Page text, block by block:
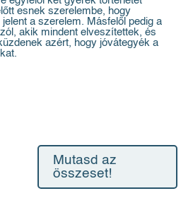
esnek szerelembe, hogy
a szerelem. Másfelől pedig a
akik mindent elveszítettek, és
azért, hogy jóvátegyék a
Mutasd az
összeset!